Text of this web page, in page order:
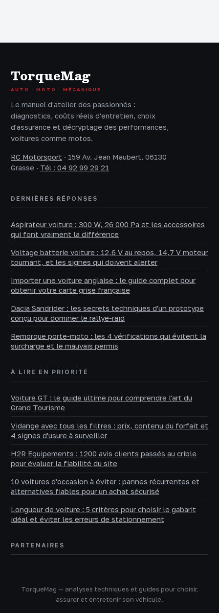
TorqueMag
AUTO · MOTO · MÉCANIQUE
Le manuel d'atelier des passionnés :
diagnostics, coûts réels d'entretien, choix
d'assurance et décryptage des performances,
voitures comme motos.
RC Motorsport · 159 Av. Jean Maubert, 06130
Grasse · Tél : 04 92 99 29 21
DERNIÈRES RÉPONSES
Aspirateur voiture : 300 W, 26 000 Pa et les accessoires
qui font vraiment la différence
Voltage batterie voiture : 12,6 V au repos, 14,7 V moteur
tournant, et les signes qui doivent alerter
Importer une voiture anglaise : le guide complet pour
obtenir votre carte grise française
Dacia Sandrider : les secrets techniques d'un prototype
conçu pour dominer le rallye-raid
Remorque porte-moto : les 4 vérifications qui évitent la
surcharge et le mauvais permis
À LIRE EN PRIORITÉ
Voiture GT : le guide ultime pour comprendre l'art du
Grand Tourisme
Vidange avec tous les filtres : prix, contenu du forfait et
4 signes d'usure à surveiller
H2R Equipements : 1200 avis clients passés au crible
pour évaluer la fiabilité du site
10 voitures d'occasion à éviter : pannes récurrentes et
alternatives fiables pour un achat sécurisé
Longueur de voiture : 5 critères pour choisir le gabarit
idéal et éviter les erreurs de stationnement
PARTENAIRES
TorqueMag — analyses techniques et guides pour choisir,
assurer et entretenir son véhicule.